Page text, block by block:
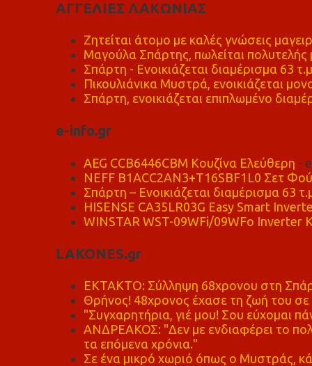
ΑΓΓΕΛΙΕΣ ΛΑΚΩΝΙΑΣ
Ζητείται άτομο με καλές γνώσεις
Μαγούλα Σπάρτης, πωλείται πολυτελής
Σπάρτη - Ενοικιάζεται διαμέρισμα 63 τ.μ
Πικουλιάνικα Μυστρά, ενοικιάζεται
Σπάρτη, ενοικιάζεται επιπλωμένο
e-info.gr
AEG CCB6446CBM Κουζίνα Ελεύθερη -
NEFF B1ACC2AN3+T16SBF1L0 Σετ
Σπάρτη – Ενοικιάζεται διαμέρισμα 63
HISENSE CA35LR03G Easy Smart
WINSTAR WST-09WFi/09WFo Inverter
LAKONES.gr
ΕΚΤΑΚΤΟ: Σύλληψη 68χρονου στη
Θρήνος! 48χρονος έχασε τη ζωή του
"Συγχαρητήρια, γιέ μου! Σου εύχομαι
ΑΝΔΡΕΑΚΟΣ: "Δεν με ενδιαφέρει το
τα επόμενα χρόνια."
Σε ένα μικρό χωριό όπως ο Μυστράς,